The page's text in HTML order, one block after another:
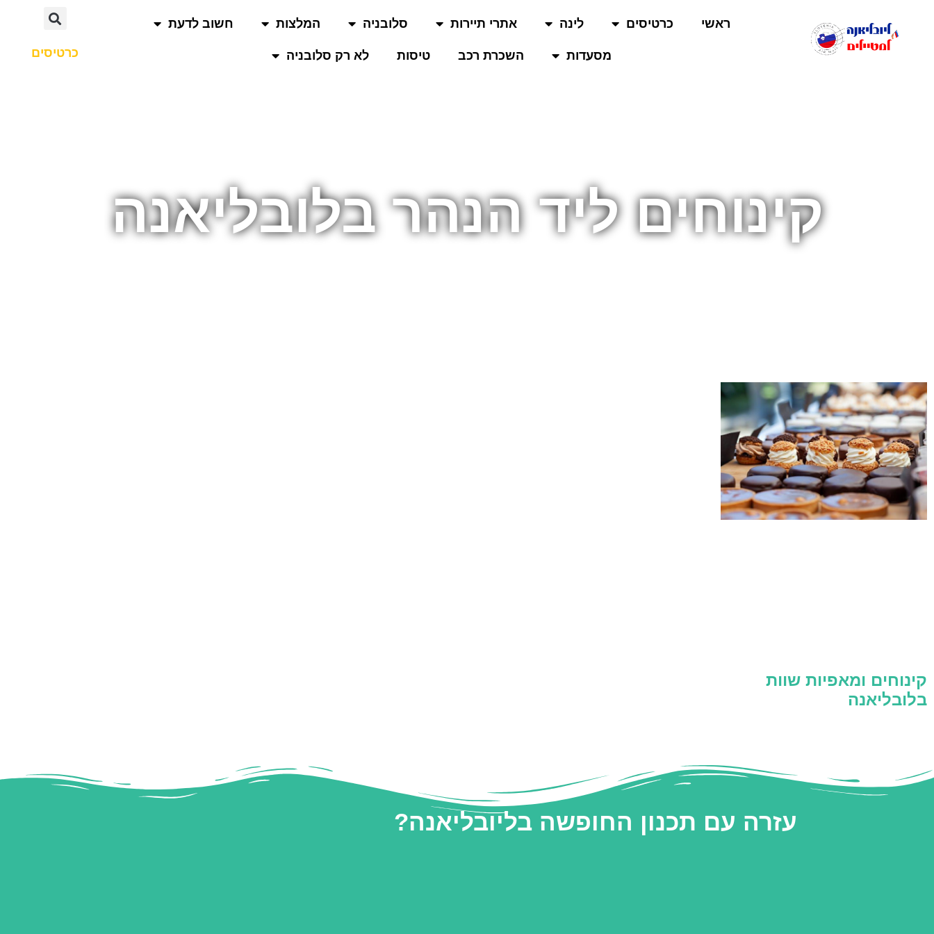
ראשי כרטיסים לינה אתרי תיירות סלובניה המלצות חשוב לדעת
מסעדות השכרת רכב טיסות לא רק סלובניה כרטיסים
קינוחים ליד הנהר בלובליאנה
קינוחים ומאפיות שוות
בלובליאנה
עזרה עם תכנון החופשה בליובליאנה?